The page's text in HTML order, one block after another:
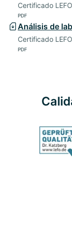
Certificado
PDF
Análisis de
Certificado
PDF